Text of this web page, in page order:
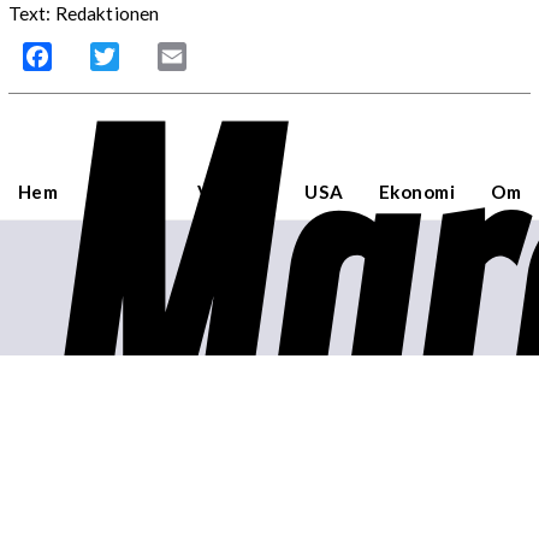
Text: Redaktionen
Facebook Twitter
Hem Världen USA Ekonomi Om